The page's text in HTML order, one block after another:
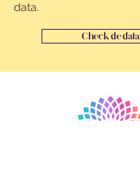
data.
Check de data